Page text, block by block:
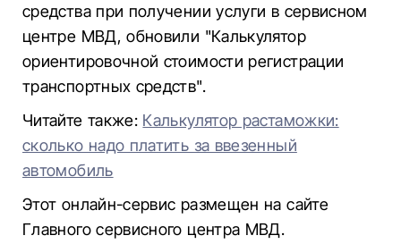
средства при получении услуги в сервисном
центре МВД, обновили "Калькулятор
ориентировочной стоимости регистрации
транспортных средств".
Читайте также: Калькулятор растаможки:
сколько надо платить за ввезенный
автомобиль
Этот онлайн-сервис размещен на сайте
Главного сервисного центра МВД.